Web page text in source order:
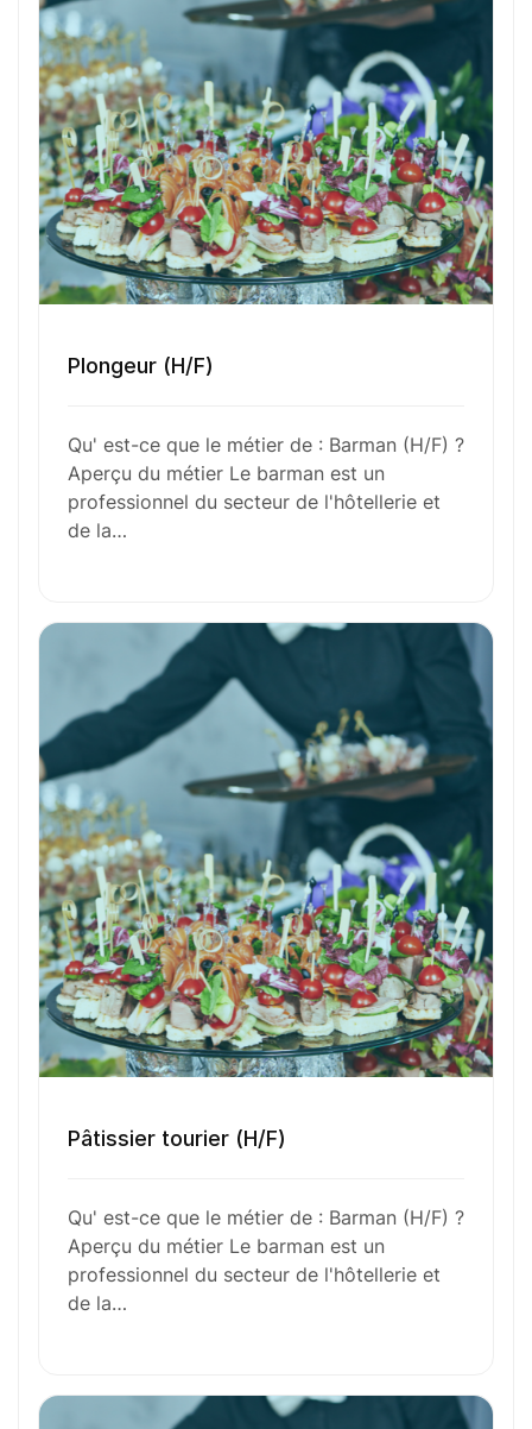
également la gestion des stocks, la prise de
commandes, et l’encaissement. Le barman doit
faire preuve de rapidité, de précision, et de
créativité, tout en offrant une expérience
conviviale et mémorable à ses clients.
Fonctions Principales
Compétences Requises
Outils et Technologies ️
Perspectives de carrière
Avantages
Ces métiers peuvent vous intéresser
Toutes nos fiches métiers
Envie de commencer
l’aventure avec
Déposez votrecandidature
spontanée
Votre nom
Plongeur (H/F)
Qu' est-ce que le métier de : Barman (H/F) ?
Aperçu du métier Le barman est un
professionnel du secteur de l'hôtellerie et
de la…
Pâtissier tourier (H/F)
Qu' est-ce que le métier de : Barman (H/F) ?
Aperçu du métier Le barman est un
professionnel du secteur de l'hôtellerie et
de la…